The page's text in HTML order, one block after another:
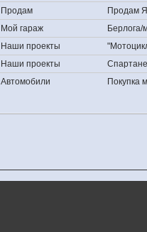
Продам
Продам
Мой гараж
Берлога/
Наши проекты
Наши проекты
Автомобили
Покупка